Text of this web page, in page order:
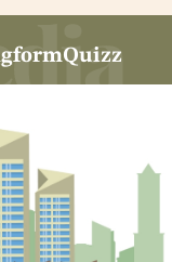
Quizz